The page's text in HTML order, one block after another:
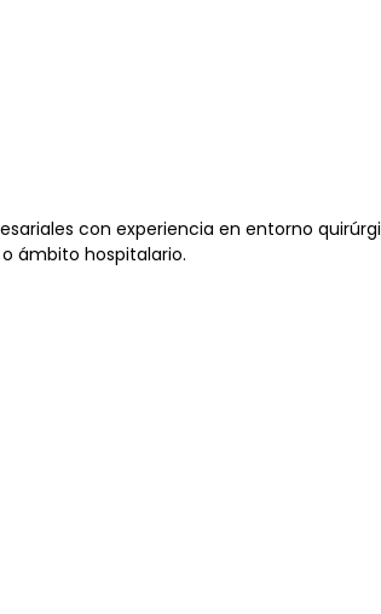
con experiencia en entorno
ámbito hospitalario.